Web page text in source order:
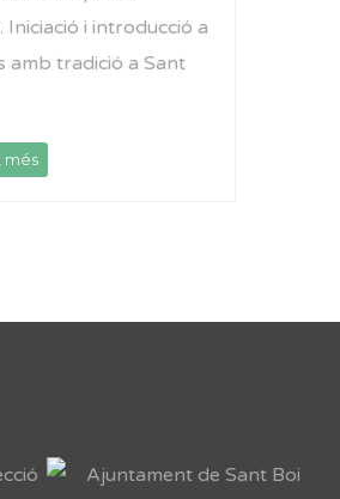
Iniciació i introducció a
amb tradició a Sant
més